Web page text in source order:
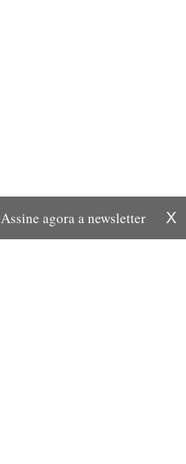
X
Assine agora a newsletter